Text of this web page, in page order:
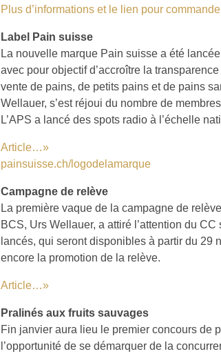
Plus d’informations et le lien pour
Label Pain suisse
La nouvelle marque Pain suisse a été
avec pour objectif d’accroître la
vente de pains, de petits pains et de pains
Wellauer, s’est réjoui du nombre de
L’APS a lancé des spots radio à l’échelle
Article…»
painsuisse.ch/logodelamarque
Campagne de relève
La première vaque de la campagne de
BCS, Urs Wellauer, a attiré l’attention du
lancés, qui seront disponibles à partir du 29
encore la promotion de la relève.
Article…»
Pralinés aux fruits sauvages
Fin janvier aura lieu le premier concours de
l’opportunité de se démarquer de la